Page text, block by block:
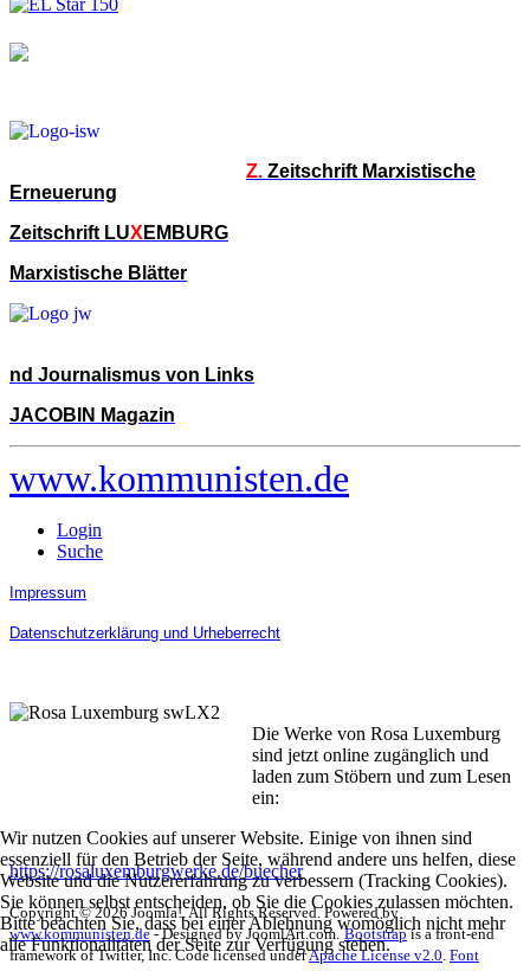
Z. Zeitschrift Marxistische
Erneuerung
Zeitschrift LUX EMBURG
Marxistische Blätter
nd Journalismus von Links
JACOBIN Magazin
www.kommunisten.de
Login
Suche
Impressum
Datenschutzerklärung und Urheberrecht
Die Werke von Rosa Luxemburg
sind jetzt online zugänglich und
laden zum Stöbern und zum Lesen
ein:
https://rosaluxemburgwerke.de/buecher
Copyright © 2026 Joomla!. All Rights Reserved. Powered by
www.kommunisten.de- Designed by JoomlArt.com. Bootstrapis a front-end
framework of Twitter, Inc. Code licensed underApache License v2.0 Font
Wir nutzen Cookies auf unserer Website. Einige von ihnen sind
essenziell für den Betrieb der Seite, während andere uns helfen, diese
Website und die Nutzererfahrung zu verbessern (Tracking Cookies).
Sie können selbst entscheiden, ob Sie die Cookies zulassen möchten.
Bitte beachten Sie, dass bei einer Ablehnung womöglich nicht mehr
alle Funktionalitäten der Seite zur Verfügung stehen.